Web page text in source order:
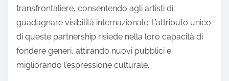
transfrontaliere, consentendo agli artisti di
guadagnare visibilità internazionale. L’attributo unico
di queste partnership risiede nella loro capacità di
fondere generi, attirando nuovi pubblici e
migliorando l’espressione culturale.